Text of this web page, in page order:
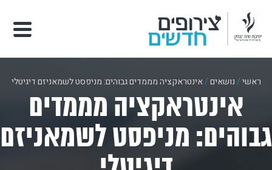
ראשי/נושאים/אינטראקציה מממדים גבוהים: מניפסט לשמאניזם דיגיטלי
אינטראקציה מממדים
גבוהים: מניפסט לשמאניזם